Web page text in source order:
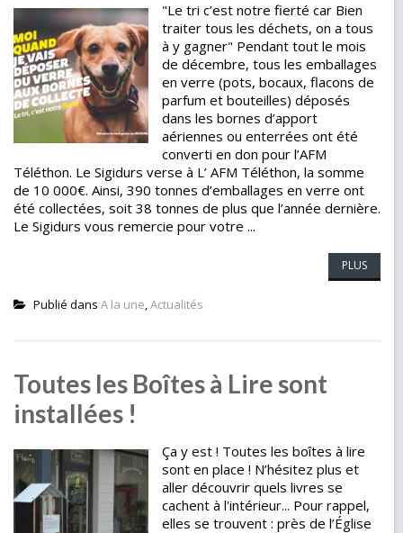
"Le tri c’est notre fierté car Bien
traiter tous les déchets, on a tous
à y gagner" Pendant tout le mois
de décembre, tous les emballages
en verre (pots, bocaux, flacons de
parfum et bouteilles) déposés
dans les bornes d’apport
aériennes ou enterrées ont été
converti en don pour l’AFM
Téléthon. Le Sigidurs verse à L’ AFM Téléthon, la somme
de 10 000€. Ainsi, 390 tonnes d’emballages en verre ont
été collectées, soit 38 tonnes de plus que l’année dernière.
Le Sigidurs vous remercie pour votre ...
PLUS
Publié dans A la une,Actualités
Toutes les Boîtes à Lire sont
installées !
Ça y est ! Toutes les boîtes à lire
sont en place ! N’hésitez plus et
aller découvrir quels livres se
cachent à l'intérieur... Pour rappel,
elles se trouvent : près de l’Église